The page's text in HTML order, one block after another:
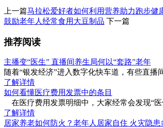
上一篇马拉松爱好者如何利用营养助力跑步健
鼓励老年人经常食用大豆制品 下一篇
推荐阅读
主播变“医生” 直播间养生局何以“套路”老年
随着“银发经济”进入数字化快车道，有些直
了解详情
如何看懂医疗费用发票中的条目
在医疗费用发票明细中，大家经常会发现“
了解详情
居家养老如何防火？老年人居家自住 火灾隐患